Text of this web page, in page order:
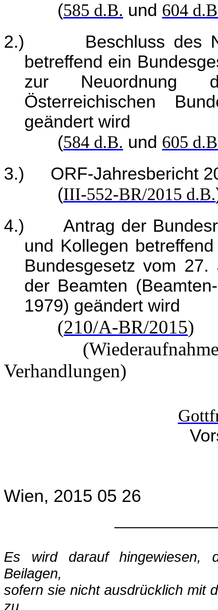
(585 d.B. und 604
2.)
Beschluss des
betreffend ein
zur Neuordnung
Österreichischen
geändert wird
(584 d.B. und 605
3.)
ORF-Jahresbericht
(III-552-BR/2015 d.B.
4.)
Antrag der
und Kollegen
Bundesgesetz vom
der Beamten
1979) geändert wird
(210/A-BR/2015
(Wiederaufnahme
Verhandlungen)
Wien, 2015 05 26
Es wird darauf hingewiesen,
Beilagen,
sofern sie nicht ausdrücklich mit
zu